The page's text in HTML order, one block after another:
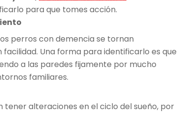
para que tomes acción.
perros con demencia se tornan
Una forma para identificarlo es que
a las paredes fijamente por mucho
familiares.
tener alteraciones en el ciclo del sueño, por